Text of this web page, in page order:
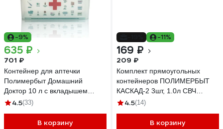
-9%
635 ₽
701 ₽
Контейнер для аптечки
Полимербыт Домашний
Доктор 10 л с вкладышем
355х235х190 мм 438100300
4.5(33)
В корзину
-11%
169 ₽
209 ₽
Комплект прямоугольных
контейнеров ПОЛИМЕРБЫТ
КАСКАД-2 3шт, 1.0л СВЧ
4357001
4.5(14)
В корзину